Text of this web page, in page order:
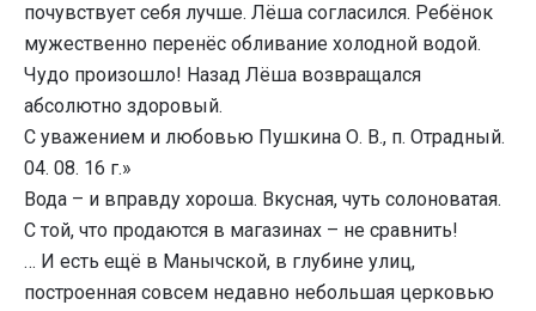
почувствует себя лучше. Лёша согласился. Ребёнок
мужественно перенёс обливание холодной водой.
Чудо произошло! Назад Лёша возвращался
абсолютно здоровый.
С уважением и любовью Пушкина О. В., п. Отрадный.
04. 08. 16 г.»
Вода – и вправду хороша. Вкусная, чуть солоноватая.
С той, что продаются в магазинах – не сравнить!
… И есть ещё в Манычской, в глубине улиц,
построенная совсем недавно небольшая церковью